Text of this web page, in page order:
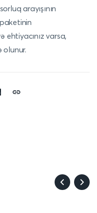
arayışının
ehtiyacınız varsa,
olunur.